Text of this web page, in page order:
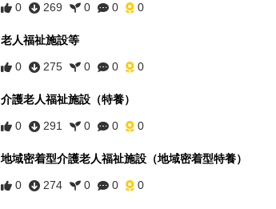
0 269 0 0 0
老人福祉施設等
0 275 0 0 0
介護老人福祉施設（特養）
0 291 0 0 0
地域密着型介護老人福祉施設（地域密着型特養）
0 274 0 0 0